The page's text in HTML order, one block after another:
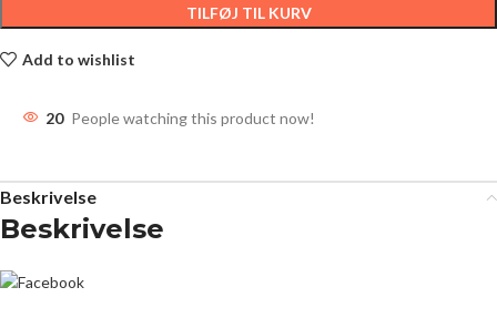
TILFØJ TIL KURV
Add to wishlist
20 People watching this product now!
Beskrivelse
Beskrivelse